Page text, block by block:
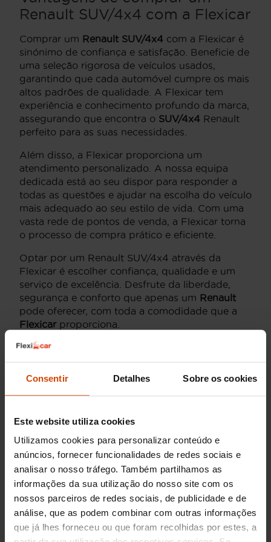
Consentir Detalhes Sobre os cookies
Este website utiliza cookies
Utilizamos cookies para personalizar conteúdo e
anúncios, fornecer funcionalidades de redes sociais e
analisar o nosso tráfego. Também partilhamos as
informações da sua utilização do nosso site com os
nossos parceiros de redes sociais, de publicidade e de
análise, que as podem combinar com outras informações
que já lhes forneceu ou que foram recolhidas por estes, a
Renault SUV/4x4 com a Flexicar
Comprar um Renault SUV/4x4 com a Flexicar é
sinónimo de confiança e satisfação. Beneficie de
uma seleção rigorosa de veículos usados,
garantindo que cada automóvel cumpre os mais
altos padrões de qualidade. A Flexicar tem
experiência e conhecimento profundo da marca,
assegurando que encontra o SUV/4x4 Renault
perfeito para as suas necessidades.
Além disso, a Flexicar proporciona um
atendimento personalizado. A nossa equipa
dedicada está ao seu dispor para responder a
todas as questões e ajudar na escolha do veículo
mais adequado ao seu estilo de vida. Com uma
vasta rede de pontos de venda, a Flexicar torna
o processo de compra prático e eficiente.
Optar por um Renault SUV/4x4 através da
Flexicar é escolher confiança, qualidade e um
serviço de excelência. Desfrute da liberdade,
segurança e conforto que apenas um Renault
pode oferecer, com toda a comodidade que a
Flexicarproporciona.
Melhores modelos da
Renault SUV 4x4
aos condutores em Portugal a combinação
perfeita de robustez e elegância. Modelos
populares como oRenault Kadjare oRenault
Koleos são reconhecidos pela sua fiabilidade e
desempenho excecional em diversas condições
rodoviárias. Na
Flexicar
passa por uma rigorosa inspeção para garantir a
máxima confiança e satisfação aos nossos
clientes. A seleção variada de veículos permite